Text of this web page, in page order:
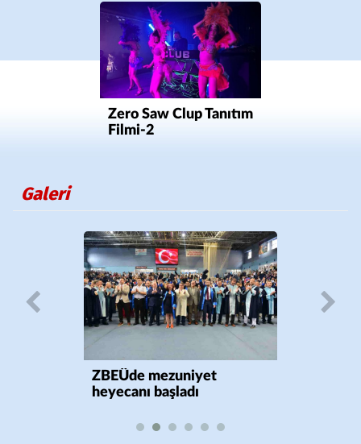
Zero Saw Clup Tanıtım
Filmi-2
Galeri
ZBEÜde mezuniyet
heyecanı başladı